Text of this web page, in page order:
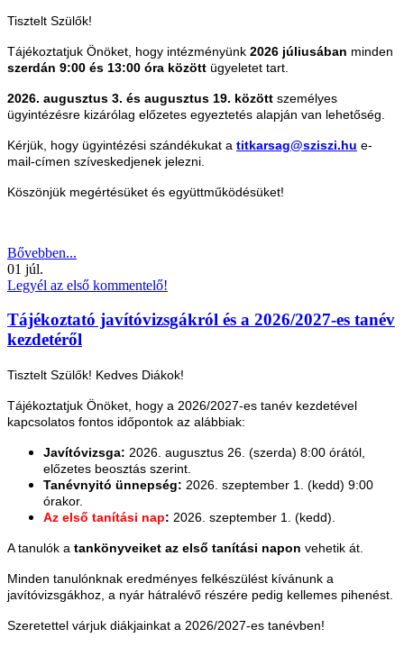
Tisztelt Szülők!
Tájékoztatjuk Önöket, hogy intézményünk 2026 júliusában minden
szerdán 9:00 és 13:00 óra között ügyeletet tart.
2026. augusztus 3. és augusztus 19. között személyes
ügyintézésre kizárólag előzetes egyeztetés alapján van lehetőség.
Kérjük, hogy ügyintézési szándékukat a titkarsag@sziszi.hu e-
mail-címen szíveskedjenek jelezni.
Köszönjük megértésüket és együttműködésüket!
Bővebben...
01 júl.
Legyél az első kommentelő!
Tájékoztató javítóvizsgákról és a 2026/2027-es tanév
kezdetéről
Tisztelt Szülők! Kedves Diákok!
Tájékoztatjuk Önöket, hogy a 2026/2027-es tanév kezdetével
kapcsolatos fontos időpontok az alábbiak:
Javítóvizsga: 2026. augusztus 26. (szerda) 8:00 órától,
előzetes beosztás szerint.
Tanévnyitó ünnepség: 2026. szeptember 1. (kedd) 9:00
órakor.
Az első tanítási nap: 2026. szeptember 1. (kedd).
A tanulók a tankönyveiket az első tanítási napon vehetik át.
Minden tanulónknak eredményes felkészülést kívánunk a
javítóvizsgákhoz, a nyár hátralévő részére pedig kellemes pihenést.
Szeretettel várjuk diákjainkat a 2026/2027-es tanévben!